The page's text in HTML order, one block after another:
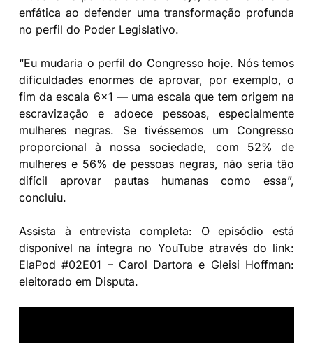
enfática ao defender uma transformação profunda
no perfil do Poder Legislativo.
“Eu mudaria o perfil do Congresso hoje. Nós temos
dificuldades enormes de aprovar, por exemplo, o
fim da escala 6×1 — uma escala que tem origem na
escravização e adoece pessoas, especialmente
mulheres negras. Se tivéssemos um Congresso
proporcional à nossa sociedade, com 52% de
mulheres e 56% de pessoas negras, não seria tão
difícil aprovar pautas humanas como essa”,
concluiu.
Assista à entrevista completa: O episódio está
disponível na íntegra no YouTube através do link:
ElaPod #02E01 – Carol Dartora e Gleisi Hoffman:
eleitorado em Disputa.